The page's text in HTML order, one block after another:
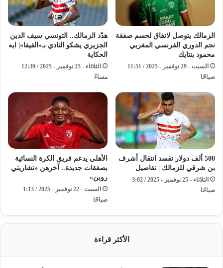
الزمالك يتوصل لاتفاق لحسم صفقة
نجم الدوري الفرنسي المغربي
محمود بنتايك
السبت - 29 نوفمبر - 2025 / 11:51
صباحًا
هدّد الزمالك.. التونسي سيف الدين
الجزيري يشكو النادي بـ«الفيفا»| ايه
الحكاية
الثلاثاء - 25 نوفمبر - 2025 / 12:39
مساءً
500 ألف دولار تفسد انتقال أشرف
بن شرقي للزمالك | تفاصيل
الثلاثاء - 25 نوفمبر - 2025 / 3:02
صباحًا
الأهلي يدعم فريق الكرة النسائية
بصفقات جديدة.. آخرهن «تشاريتي
روبن»
السبت - 22 نوفمبر - 2025 / 1:13
صباحًا
الأكثر قراءة